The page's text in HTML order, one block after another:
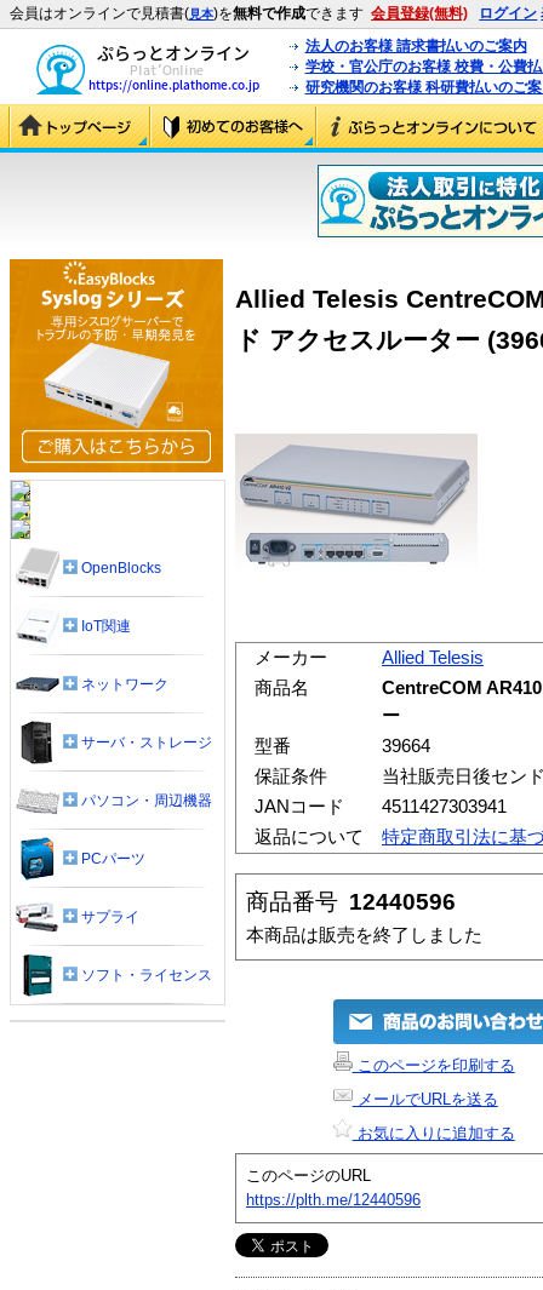
会員はオンラインで見積書(見本)を無料で作成できます 会員登録(無料) ログイン
法人のお客様 請求書払いのご案内
学校・官公庁のお客様 校費・公費
研究機関のお客様 科研費払いのご
Allied Telesis
ド アクセスルーター
メーカー
Allied Telesis
商品名
CentreCOM
ー
型番
39664
保証条件
当社販売日後セン
JANコード
4511427303941
返品について
特定商取引法に基
商品番号 12440596
本商品は販売を終了しました
このページを印刷する
メールでURLを送る
お気に入りに追加する
このページのURL
https://plth.me/12440596
OpenBlocks
IoT関連
ネットワーク
サーバ・ストレージ
パソコン・周辺機器
PCパーツ
サプライ
ソフト・ライセンス